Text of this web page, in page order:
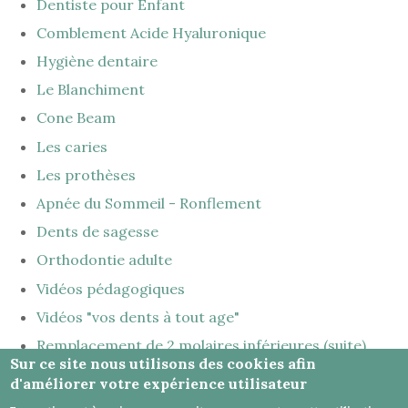
Dentiste pour Enfant
Comblement Acide Hyaluronique
Hygiène dentaire
Le Blanchiment
Cone Beam
Les caries
Les prothèses
Apnée du Sommeil - Ronflement
Dents de sagesse
Orthodontie adulte
Vidéos pédagogiques
Vidéos "vos dents à tout age"
Remplacement de 2 molaires inférieures (suite)
Honoraires - Mentions légales Infos Conseil de
Sur ce site nous utilisons des cookies afin
d'améliorer votre expérience utilisateur